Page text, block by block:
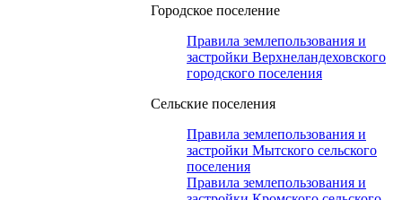
Городское поселение
Правила землепользования и
застройки Верхнеландеховского
городского поселения
Сельские поселения
Правила землепользования и
застройки Мытского сельского
поселения
Правила землепользования и